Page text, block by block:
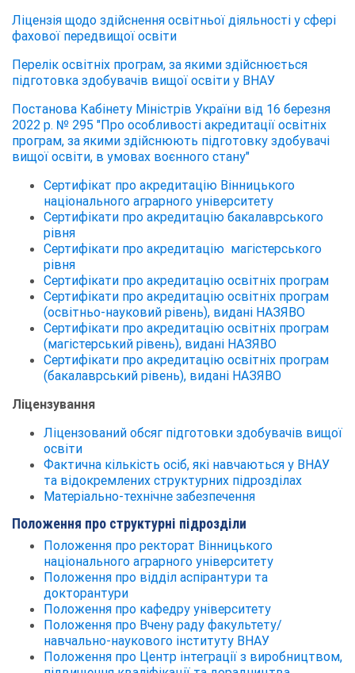
Ліцензія щодо здійснення освітньої діяльності у сфері
фахової передвищої освіти
Перелік освітніх програм, за якими здійснюється
підготовка здобувачів вищої освіти у ВНАУ
Постанова Кабінету Міністрів України від 16 березня
2022 р. № 295 "Про особливості акредитації освітніх
програм, за якими здійснюють підготовку здобувачі
вищої освіти, в умовах воєнного стану"
Сертифікат про акредитацію Вінницького
національного аграрного університету
Сертифікати про акредитацію бакалаврського
рівня
Сертифікати про акредитацію магістерського
рівня
Сертифікати про акредитацію освітніх програм
Сертифікати про акредитацію освітніх програм
(освітньо-науковий рівень), видані НАЗЯВО
Сертифікати про акредитацію освітніх програм
(магістерський рівень), видані НАЗЯВО
Сертифікати про акредитацію освітніх програм
(бакалаврський рівень), видані НАЗЯВО
Ліцензування
Ліцензований обсяг підготовки здобувачів вищої
освіти
Фактична кількість осіб, які навчаються у ВНАУ
та відокремлених структурних підрозділах
Матеріально-технічне забезпечення
Положення про структурні підрозділи
Положення про ректорат Вінницького
національного аграрного університету
Положення про відділ аспірантури та
докторантури
Положення про кафедру університету
Положення про Вчену раду факультету/
навчально-наукового інституту ВНАУ
Положення про Центр інтеграції з виробництвом,